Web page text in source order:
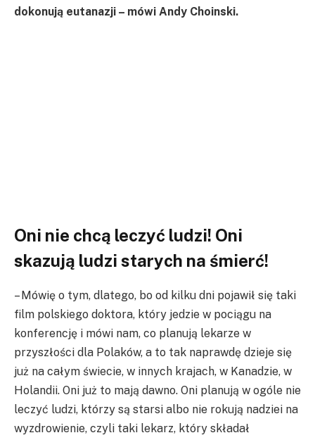
dokonują eutanazji – mówi Andy Choinski.
Oni nie chcą leczyć ludzi! Oni
skazują ludzi starych na śmierć!
– Mówię o tym, dlatego, bo od kilku dni pojawił się taki
film polskiego doktora, który jedzie w pociągu na
konferencję i mówi nam, co planują lekarze w
przyszłości dla Polaków, a to tak naprawdę dzieje się
już na całym świecie, w innych krajach, w Kanadzie, w
Holandii. Oni już to mają dawno. Oni planują w ogóle nie
leczyć ludzi, którzy są starsi albo nie rokują nadziei na
wyzdrowienie, czyli taki lekarz, który składał